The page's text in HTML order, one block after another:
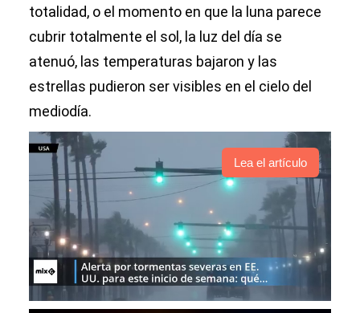
totalidad, o el momento en que la luna parece
cubrir totalmente el sol, la luz del día se
atenuó, las temperaturas bajaron y las
estrellas pudieron ser visibles en el cielo del
mediodía.
Lea el artículo